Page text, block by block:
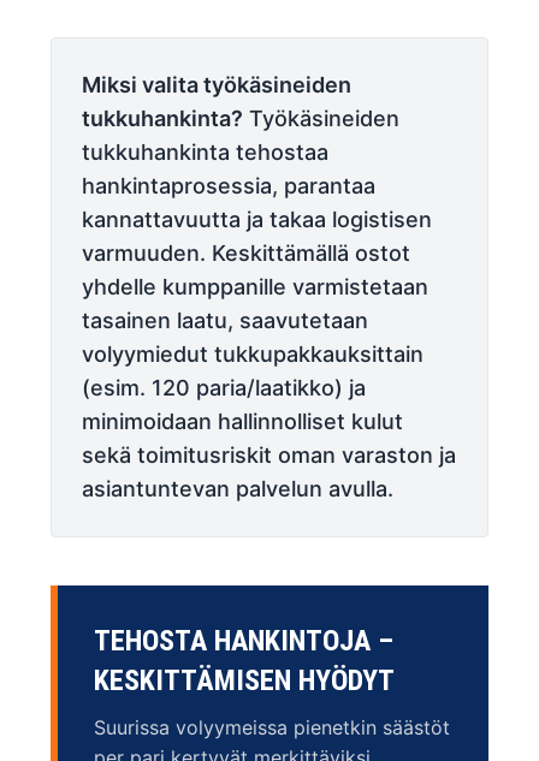
Miksi valita työkäsineiden
tukkuhankinta? Työkäsineiden
tukkuhankinta tehostaa
hankintaprosessia, parantaa
kannattavuutta ja takaa logistisen
varmuuden. Keskittämällä ostot
yhdelle kumppanille varmistetaan
tasainen laatu, saavutetaan
volyymiedut tukkupakkauksittain
(esim. 120 paria/laatikko) ja
minimoidaan hallinnolliset kulut
sekä toimitusriskit oman varaston ja
asiantuntevan palvelun avulla.
TEHOSTA HANKINTOJA –
KESKITTÄMISEN HYÖDYT
Suurissa volyymeissa pienetkin säästöt